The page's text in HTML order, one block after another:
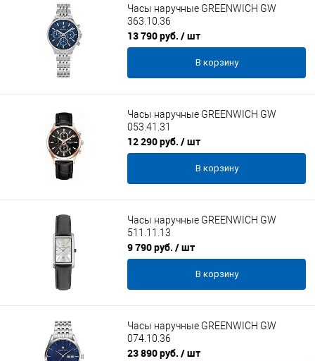
Часы наручные GREENWICH GW
363.10.36
13 790 руб. / шт
В корзину
Часы наручные GREENWICH GW
053.41.31
12 290 руб. / шт
В корзину
Часы наручные GREENWICH GW
511.11.13
9 790 руб. / шт
В корзину
Часы наручные GREENWICH GW
074.10.36
23 890 руб. / шт